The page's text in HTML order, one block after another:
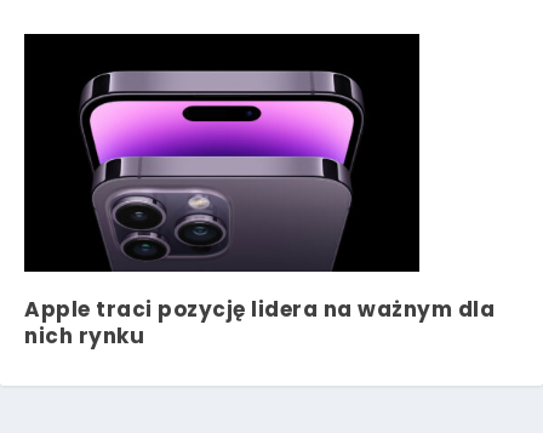
Apple traci pozycję lidera na ważnym dla
nich rynku